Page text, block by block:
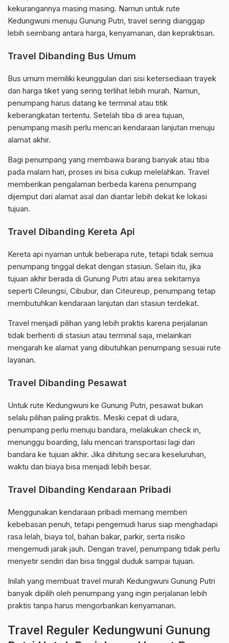
kekurangannya masing masing. Namun untuk rute
Kedungwuni menuju Gunung Putri, travel sering dianggap
lebih seimbang antara harga, kenyamanan, dan kepraktisan.
Travel Dibanding Bus Umum
Bus umum memiliki keunggulan dari sisi ketersediaan trayek
dan harga tiket yang sering terlihat lebih murah. Namun,
penumpang harus datang ke terminal atau titik
keberangkatan tertentu. Setelah tiba di area tujuan,
penumpang masih perlu mencari kendaraan lanjutan menuju
alamat akhir.
Bagi penumpang yang membawa barang banyak atau tiba
pada malam hari, proses ini bisa cukup melelahkan. Travel
memberikan pengalaman berbeda karena penumpang
dijemput dari alamat asal dan diantar lebih dekat ke lokasi
tujuan.
Travel Dibanding Kereta Api
Kereta api nyaman untuk beberapa rute, tetapi tidak semua
penumpang tinggal dekat dengan stasiun. Selain itu, jika
tujuan akhir berada di Gunung Putri atau area sekitarnya
seperti Cileungsi, Cibubur, dan Citeureup, penumpang tetap
membutuhkan kendaraan lanjutan dari stasiun terdekat.
Travel menjadi pilihan yang lebih praktis karena perjalanan
tidak berhenti di stasiun atau terminal saja, melainkan
mengarah ke alamat yang dibutuhkan penumpang sesuai rute
layanan.
Travel Dibanding Pesawat
Untuk rute Kedungwuni ke Gunung Putri, pesawat bukan
selalu pilihan paling praktis. Meski cepat di udara,
penumpang perlu menuju bandara, melakukan check in,
menunggu boarding, lalu mencari transportasi lagi dari
bandara ke tujuan akhir. Jika dihitung secara keseluruhan,
waktu dan biaya bisa menjadi lebih besar.
Travel Dibanding Kendaraan Pribadi
Menggunakan kendaraan pribadi memang memberi
kebebasan penuh, tetapi pengemudi harus siap menghadapi
rasa lelah, biaya tol, bahan bakar, parkir, serta risiko
mengemudi jarak jauh. Dengan travel, penumpang tidak perlu
menyetir sendiri dan bisa tinggal duduk sampai tujuan.
Inilah yang membuat travel murah Kedungwuni Gunung Putri
banyak dipilih oleh penumpang yang ingin perjalanan lebih
praktis tanpa harus mengorbankan kenyamanan.
Travel Reguler Kedungwuni Gunung